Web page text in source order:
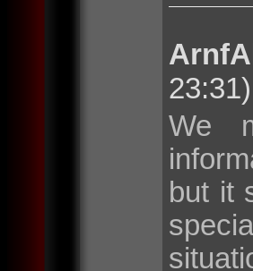
23:31)
We
but it